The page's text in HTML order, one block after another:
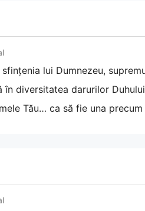
lui Dumnezeu,
în diversitatea darurilor
Tău… ca să fie una